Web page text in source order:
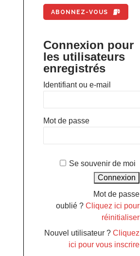
ABONNEZ-VOUS
Connexion pour
les utilisateurs
enregistrés
Identifiant ou e-mail
Mot de passe
Se souvenir de moi
Mot de passe
oublié ?Cliquez ici pour
réinitialiser
Nouvel utilisateur ?Cliquez
ici pour vous inscrire